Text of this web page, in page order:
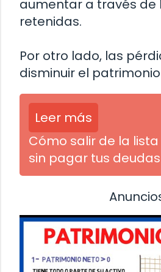
aumentar a través de
retenidas.
Por otro lado, las
disminuir el
Leer más
Cómo salir de la
sin pagar tus deudas